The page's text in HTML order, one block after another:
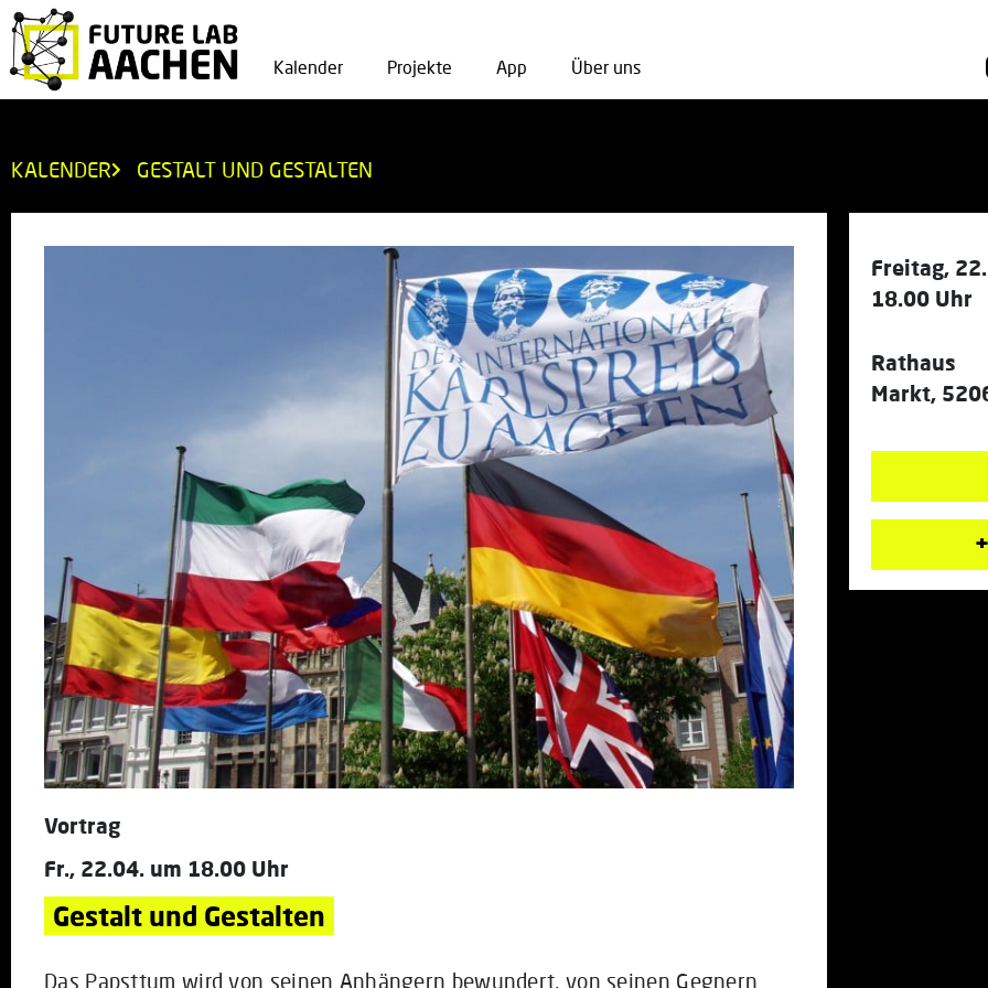
Kalender Projekte App Über uns
KALENDER GESTALT UND GESTALTEN
Vortrag
Fr., 22.04. um 18.00 Uhr
Gestalt und Gestalten
Das Papsttum wird von seinen Anhängern bewundert, von seinen Gegnern
Freitag,
18.00 Uhr
Rathaus
Markt,